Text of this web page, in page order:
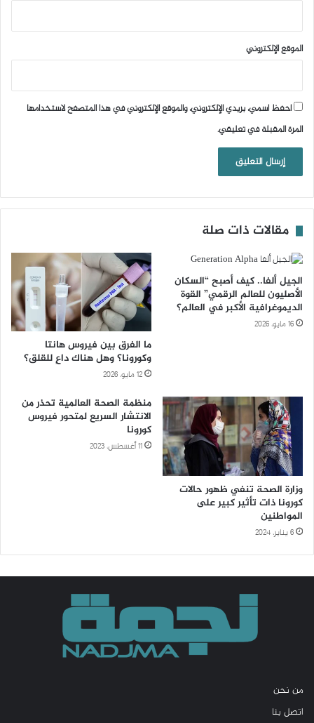
الموقع الإلكتروني
احفظ اسمي، بريدي الإلكتروني، والموقع الإلكتروني في هذا المتصفح لاستخدامها
المرة المقبلة في تعليقي.
مقالات ذات صلة
الجيل ألفا.. كيف أصبح “السكان
الأصليون للعالم الرقمي” القوة
الديموغرافية الأكبر في العالم؟
16 مايو، 2026
ما الفرق بين فيروس هانتا
وكورونا؟ وهل هناك داعٍ للقلق؟
12 مايو، 2026
وزارة الصحة تنفي ظهور حالات
كورونا ذات تأثير كبير على
المواطنين
6 يناير، 2024
منظمة الصحة العالمية تحذر من
الانتشار السريع لمتحور فيروس
كورونا
11 أغسطس، 2023
من نحن
اتصل بنا